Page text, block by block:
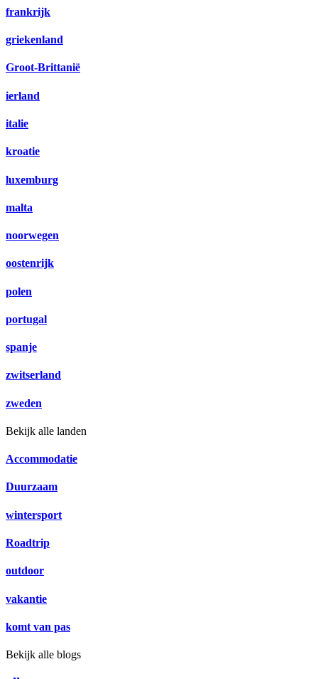
frankrijk
griekenland
Groot-Brittanië
ierland
italie
kroatie
luxemburg
malta
noorwegen
oostenrijk
polen
portugal
spanje
zwitserland
zweden
Bekijk alle landen
Accommodatie
Duurzaam
wintersport
Roadtrip
outdoor
vakantie
komt van pas
Bekijk alle blogs